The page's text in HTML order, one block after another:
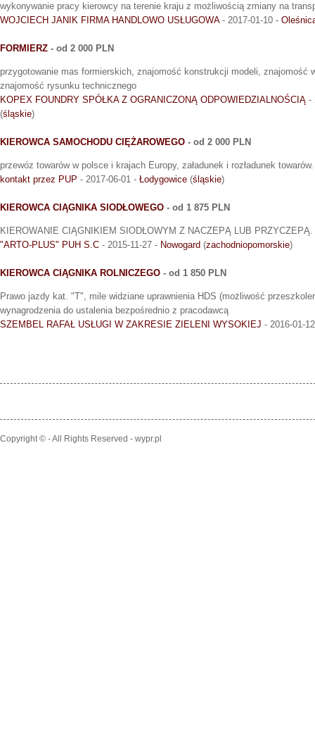
wykonywanie pracy kierowcy na terenie kraju z możliwością zmiany na
WOJCIECH JANIK FIRMA HANDLOWO USŁUGOWA- 2017-01-10 -
FORMIERZ - od 2 000 PLN
przygotowanie mas formierskich, znajomość konstrukcji modeli, znajomość
znajomość rysunku technicznego
KOPEX FOUNDRY SPÓŁKA Z OGRANICZONĄ ODPOWIEDZIALNOŚCIĄ -
(śląskie)
KIEROWCA SAMOCHODU CIĘŻAROWEGO - od 2 000 PLN
przewóz towarów w polsce i krajach Europy, załadunek i rozładunek towarów.
kontakt przez PUP - 2017-06-01 - Łodygowice (śląskie)
KIEROWCA CIĄGNIKA SIODŁOWEGO - od 1 875 PLN
KIEROWANIE CIĄGNIKIEM SIODŁOWYM Z NACZEPĄ LUB PRZYCZEPĄ.
"ARTO-PLUS" PUH S.C - 2015-11-27 - Nowogard (zachodniopomorskie)
KIEROWCA CIĄGNIKA ROLNICZEGO - od 1 850 PLN
Prawo jazdy kat. "T", mile widziane uprawnienia HDS (możliwość
wynagrodzenia do ustalenia bezpośrednio z pracodawcą
SZEMBEL RAFAŁ USŁUGI W ZAKRESIE ZIELENI WYSOKIEJ - 2016-01-
Copyright © - All Rights Reserved - wypr.pl